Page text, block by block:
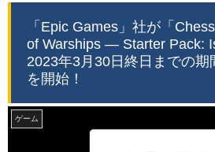
「Epic Games」社が「
of Warships — Starter Pack:
2023年3月30日終日までの期
を開始！
ゲーム